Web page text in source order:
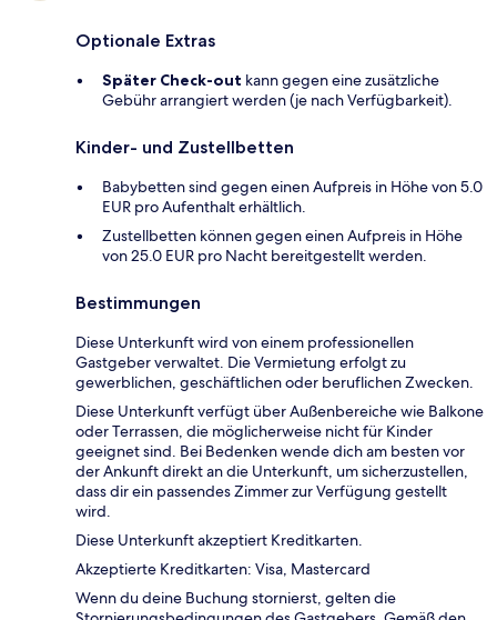
Optionale Extras
Später Check-out kann gegen eine zusätzliche
Gebühr arrangiert werden (je nach Verfügbarkeit).
Kinder- und Zustellbetten
Babybetten sind gegen einen Aufpreis in Höhe von 5.0
EUR pro Aufenthalt erhältlich.
Zustellbetten können gegen einen Aufpreis in Höhe
von 25.0 EUR pro Nacht bereitgestellt werden.
Bestimmungen
Diese Unterkunft wird von einem professionellen
Gastgeber verwaltet. Die Vermietung erfolgt zu
gewerblichen, geschäftlichen oder beruflichen Zwecken.
Diese Unterkunft verfügt über Außenbereiche wie Balkone
oder Terrassen, die möglicherweise nicht für Kinder
geeignet sind. Bei Bedenken wende dich am besten vor
der Ankunft direkt an die Unterkunft, um sicherzustellen,
dass dir ein passendes Zimmer zur Verfügung gestellt
wird.
Diese Unterkunft akzeptiert Kreditkarten.
Akzeptierte Kreditkarten: Visa, Mastercard
Wenn du deine Buchung stornierst, gelten die